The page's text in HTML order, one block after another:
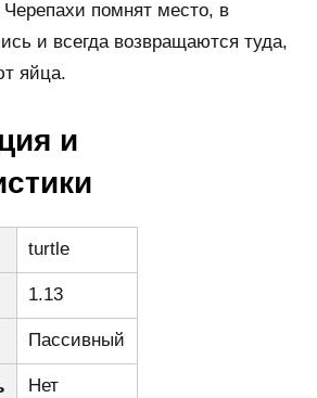
помнят место, в
и всегда возвращаются туда,
яйца.
и
turtle
1.13
Пассивный
Нет